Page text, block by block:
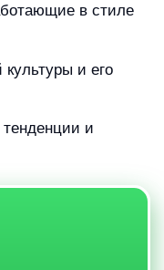
в стиле
и его
и